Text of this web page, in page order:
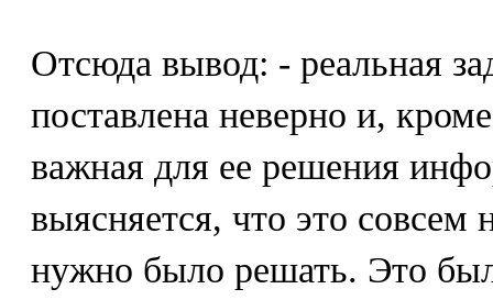
Отсюда вывод: - реальная
поставлена неверно и,
важная для ее решения
выясняется, что это совсем
нужно было решать. Это